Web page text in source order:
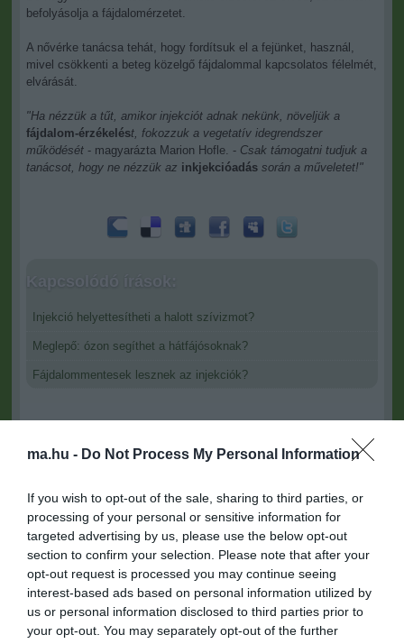
ma.hu - Do Not Process My Personal Information
If you wish to opt-out of the sale, sharing to third parties, or
processing of your personal or sensitive information for
targeted advertising by us, please use the below opt-out
section to confirm your selection. Please note that after your
opt-out request is processed you may continue seeing
interest-based ads based on personal information utilized by
us or personal information disclosed to third parties prior to
your opt-out. You may separately opt-out of the further
befolyásolja a fájdalomérzetet.
A nővérke tanácsa tehát, hogy fordítsuk el a fejünket, használ,
mivel csökkenti a beteg közelgő fájdalommal kapcsolatos félelmét,
elvárását.
"Ha nézzük a tűt, amikor injekciót adnak nekünk, növeljük a
fájdalom-érzékelést, fokozzuk a vegetatív idegrendszer
működését - magyarázta Marion Hofle. - Csak támogatni tudjuk a
tanácsot, hogy ne nézzük az inkjekcióadás során a műveletet!"
Kapcsolódó írások:
Injekció helyettesítheti a halott szívizmot?
Meglepő: ózon segíthet a hátfájósoknak?
Fájdalommentesek lesznek az injekciók?
publikációjával foglalkozik, a kommenteket nem tudja befolyásolni
Kérjük, kulturáltan, mások személyiségi jogainak és jó hírnevének
tiszteletben tartásával kommenteljenek!